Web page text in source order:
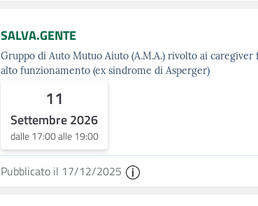
SALVA.GENTE
Gruppo di Auto Mutuo Aiuto (A.M.A.) rivolto ai
alto funzionamento (ex sindrome di Asperger)
11
Settembre 2026
dalle 17:00 alle 19:00
Pubblicato il 17/12/2025